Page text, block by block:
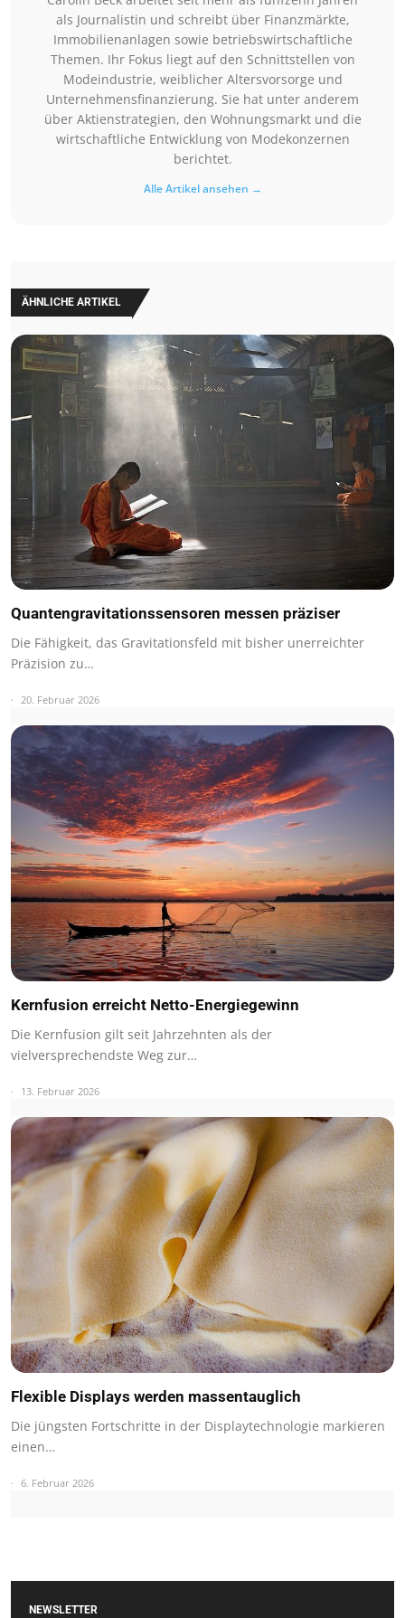
als Journalistin und schreibt über Finanzmärkte,
Immobilienanlagen sowie betriebswirtschaftliche
Themen. Ihr Fokus liegt auf den Schnittstellen von
Modeindustrie, weiblicher Altersvorsorge und
Unternehmensfinanzierung. Sie hat unter anderem
über Aktienstrategien, den Wohnungsmarkt und die
wirtschaftliche Entwicklung von Modekonzernen
berichtet.
Alle Artikel ansehen →
ÄHNLICHE ARTIKEL
Quantengravitationssensoren messen präziser
Die Fähigkeit, das Gravitationsfeld mit bisher unerreichter
Präzision zu…
20. Februar 2026
Kernfusion erreicht Netto-Energiegewinn
Die Kernfusion gilt seit Jahrzehnten als der
vielversprechendste Weg zur…
13. Februar 2026
Flexible Displays werden massentauglich
Die jüngsten Fortschritte in der Displaytechnologie markieren
einen…
6. Februar 2026
NEWSLETTER